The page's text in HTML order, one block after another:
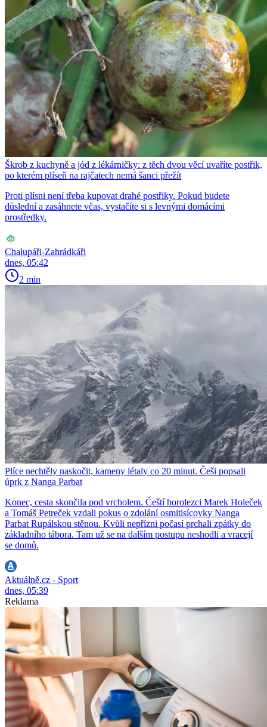
Škrob z kuchyně a jód z lékárničky: z těch dvou věcí uvaříte postřik,
po kterém plíseň na rajčatech nemá šanci přežít
Proti plísni není třeba kupovat drahé postřiky. Pokud budete
důslední a zasáhnete včas, vystačíte si s levnými domácími
prostředky.
Chalupáři-Zahrádkáři
dnes, 05:42
2 min
Plíce nechtěly naskočit, kameny létaly co 20 minut. Češi popsali
úprk z Nanga Parbat
Konec, cesta skončila pod vrcholem. Čeští horolezci Marek Holeček
a Tomáš Petreček vzdali pokus o zdolání osmitisícovky Nanga
Parbat Rupálskou stěnou. Kvůli nepřízni počasí prchali zpátky do
základního tábora. Tam už se na dalším postupu neshodli a vracejí
se domů.
Aktuálně.cz - Sport
dnes, 05:39
Reklama